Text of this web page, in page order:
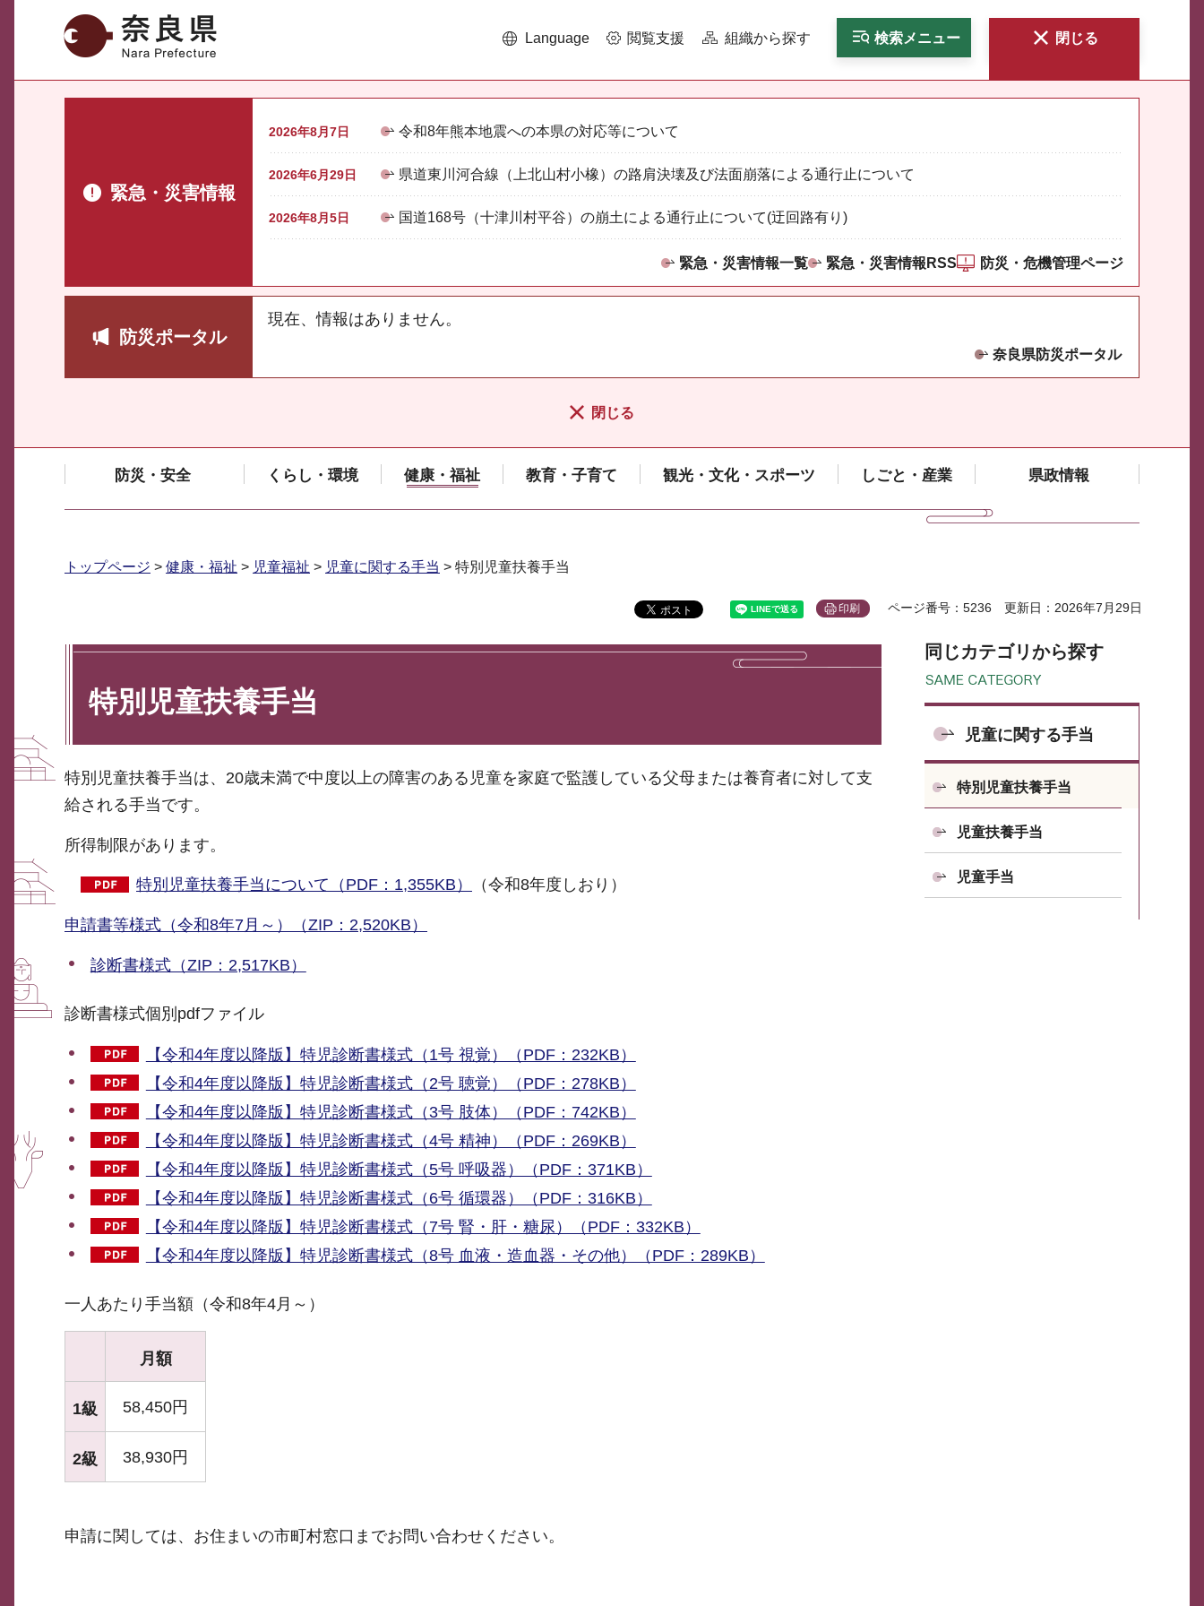
奈良県 Language 閲覧支援 組織から探す 検索メニュー 閉じる
緊急・災害情報
2026年8月7日 令和8年熊本地震への本県の対応等について
2026年6月29日 県道東川河合線（上北山村小橡）の路肩決壊及び法面崩落による通行止について
2026年8月5日 国道168号（十津川村平谷）の崩土による通行止について(迂回路有り)
緊急・災害情報一覧 緊急・災害情報RSS 防災・危機管理ページ
防災ポータル
現在、情報はありません。
奈良県防災ポータル
閉じる
防災・安全 くらし・環境 健康・福祉 教育・子育て 観光・文化・スポーツ しごと・産業 県政情報
トップページ > 健康・福祉 > 児童福祉 > 児童に関する手当 > 特別児童扶養手当
印刷 ページ番号：5236 更新日：2026年7月29日
特別児童扶養手当
特別児童扶養手当は、20歳未満で中度以上の障害のある児童を家庭で監護している父母または養育者に対して支
給される手当です。
所得制限があります。
特別児童扶養手当について（PDF：1,355KB） （令和8年度しおり）
申請書等様式（令和8年7月～）（ZIP：2,520KB）
診断書様式（ZIP：2,517KB）
診断書様式個別pdfファイル
【令和4年度以降版】特児診断書様式（1号 視覚）（PDF：232KB）
【令和4年度以降版】特児診断書様式（2号 聴覚）（PDF：278KB）
【令和4年度以降版】特児診断書様式（3号 肢体）（PDF：742KB）
【令和4年度以降版】特児診断書様式（4号 精神）（PDF：269KB）
【令和4年度以降版】特児診断書様式（5号 呼吸器）（PDF：371KB）
【令和4年度以降版】特児診断書様式（6号 循環器）（PDF：316KB）
【令和4年度以降版】特児診断書様式（7号 腎・肝・糖尿）（PDF：332KB）
【令和4年度以降版】特児診断書様式（8号 血液・造血器・その他）（PDF：289KB）
一人あたり手当額（令和8年4月～）
月額
1級 58,450円
2級 38,930円
申請に関しては、お住まいの市町村窓口までお問い合わせください。
同じカテゴリから探す
児童に関する手当
特別児童扶養手当
児童扶養手当
児童手当